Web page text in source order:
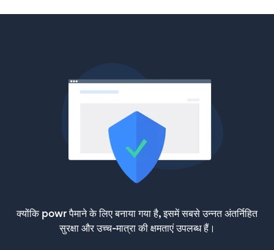
क्योंकि powr पैमाने के लिए बनाया गया है, इसमें सबसे उन्नत अंतर्निहित
सुरक्षा और उच्च-मात्रा की क्षमताएं उपलब्ध हैं।